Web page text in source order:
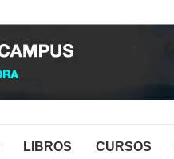
LIBROS CURSOS